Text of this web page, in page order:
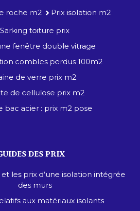
roche m2
Prix isolation m2
Sarking toiture prix
fenêtre double vitrage
combles perdus 100m2
de verre prix m2
de cellulose prix m2
bac acier : prix m2 pose
DES PRIX
les prix d’une isolation intégrée
des murs
aux matériaux isolants